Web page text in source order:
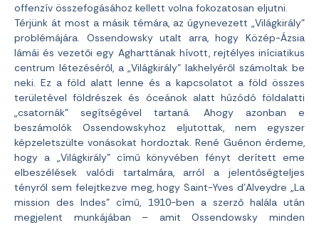
offenzív összefogásához kellett volna fokozatosan eljutni.
Térjünk át most a másik témára, az úgynevezett „Világkirály”
problémájára. Ossendowsky utalt arra, hogy Közép-Ázsia
lámái és vezetői egy Agharttának hívott, rejtélyes iníciatikus
centrum létezéséről, a „Világkirály” lakhelyéről számoltak be
neki. Ez a föld alatt lenne és a kapcsolatot a föld összes
területével földrészek és óceánok alatt húzódó földalatti
„csatornák” segítségével tartaná. Ahogy azonban e
beszámolók Ossendowskyhoz eljutottak, nem egyszer
képzeletszülte vonásokat hordoztak. René Guénon érdeme,
hogy a „Világkirály” című könyvében fényt derített eme
elbeszélések valódi tartalmára, arról a jelentőségteljes
tényről sem felejtkezve meg, hogy Saint-Yves d’Alveydre „La
mission des Indes” című, 1910-ben a szerző halála után
megjelent munkájában – amit Ossendowsky minden